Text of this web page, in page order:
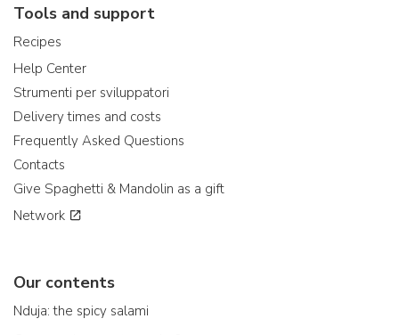
Tools and support
Recipes
Help Center
Strumenti per sviluppatori
Delivery times and costs
Frequently Asked Questions
Contacts
Give Spaghetti & Mandolin as a gift
Network
Our contents
Nduja: the spicy salami